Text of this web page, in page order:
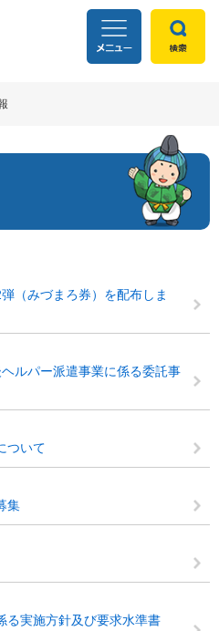
（みづまろ券）を配布しま
ルパー派遣事業に係る委託事
ついて
集
る実施方針及び要求水準書